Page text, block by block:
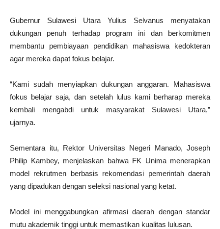
Gubernur Sulawesi Utara Yulius Selvanus menyatakan
dukungan penuh terhadap program ini dan berkomitmen
membantu pembiayaan pendidikan mahasiswa kedokteran
agar mereka dapat fokus belajar.
“Kami sudah menyiapkan dukungan anggaran. Mahasiswa
fokus belajar saja, dan setelah lulus kami berharap mereka
kembali mengabdi untuk masyarakat Sulawesi Utara,”
ujarnya.
Sementara itu, Rektor Universitas Negeri Manado, Joseph
Philip Kambey, menjelaskan bahwa FK Unima menerapkan
model rekrutmen berbasis rekomendasi pemerintah daerah
yang dipadukan dengan seleksi nasional yang ketat.
Model ini menggabungkan afirmasi daerah dengan standar
mutu akademik tinggi untuk memastikan kualitas lulusan.